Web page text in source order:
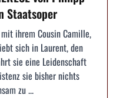
Staatsoper
ihrem Cousin Camille,
sich in Laurent, den
sie eine Leidenschaft
sie bisher nichts
zu ...